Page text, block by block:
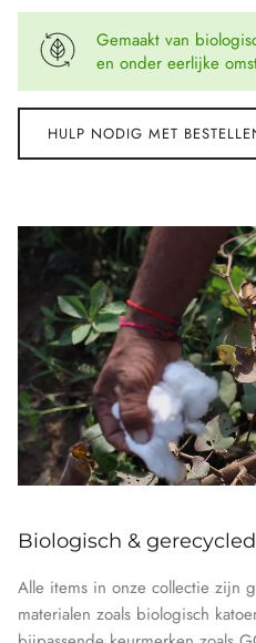
Gemaakt van
en onder eerlijke
HULP NODIG MET
Biologisch & gerecycled
Alle items in onze collectie zijn
materialen zoals biologisch